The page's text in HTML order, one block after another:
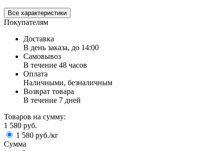
Все характеристики
Покупателям
Доставка
В день заказа, до 14:00
Самовывоз
В течение 48 часов
Оплата
Наличными, безналичным
Возврат товара
В течение 7 дней
Товаров на сумму:
1 580 руб.
1 580 руб./кг
Сумма